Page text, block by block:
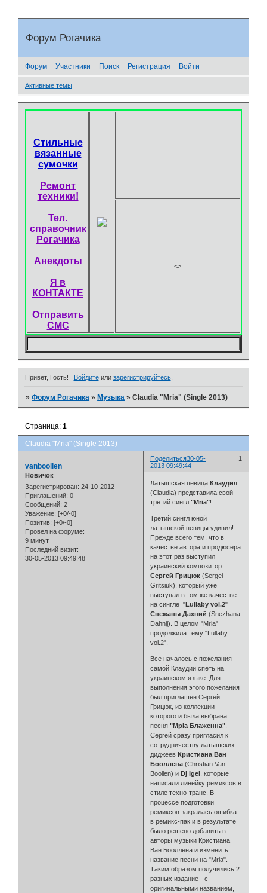
Форум Рогачика
Форум Участники Поиск Регистрация Войти
Активные темы
Стильные
вязанные
сумочки
Ремонт
техники!
Тел.
справочник
Рогачика
Анекдоты
Я в
КОНТАКТЕ
Отправить
СМС
<>
Привет, Гость! Войдитеили зарегистрируйтесь.
»Форум Рогачика »Музыка »Claudia "Mria" (Single 2013)
Claudia "Mria" (Single 2013)
Страница:1
Поделиться 1
30-05-
2013 09:49:44
vanboollen
Новичок
Зарегистрирован: 24-10-2012
Приглашений: 0
Сообщений: 2
Уважение: [+0/-0]
Позитив: [+0/-0]
Провел на форуме:
9 минут
Последний визит:
30-05-2013 09:49:48
Латышская певица Клаудия
(Claudia) представила свой
третий сингл"Mria"!
Третий сингл юной
латышской певицы удивил!
Прежде всего тем, что в
качестве автора и продюсера
на этот раз выступил
украинский композитор
Сергей Грицюк (Sergei
Gritsiuk), который уже
выступал в том же качестве
на сингле "Lullaby vol.2"
Снежаны Дахний (Snezhana
Dahnij). В целом "Mria"
продолжила тему "Lullaby
vol.2".
Все началось с пожелания
самой Клаудии спеть на
украинском языке. Для
выполнения этого пожелания
был приглашен Сергей
Грицюк, из коллекции
которого и была выбрана
песня"Мрiа Блаженна"
Сергей сразу пригласил к
сотрудничеству латышских
диджеев Кристиана Ван
Бооллена (Christian Van
Boollen) и Dj Igel
, которые
написали линейку ремиксов в
стиле техно-транс. В
процессе подготовки
ремиксов закралась ошибка
в ремикс-пак и в результате
было решено добавить в
авторы музыки Кристиана
Ван Бооллена и изменить
название песни на "Mria".
Таким образом получились 2
разных издание - с
оригинальными названием,